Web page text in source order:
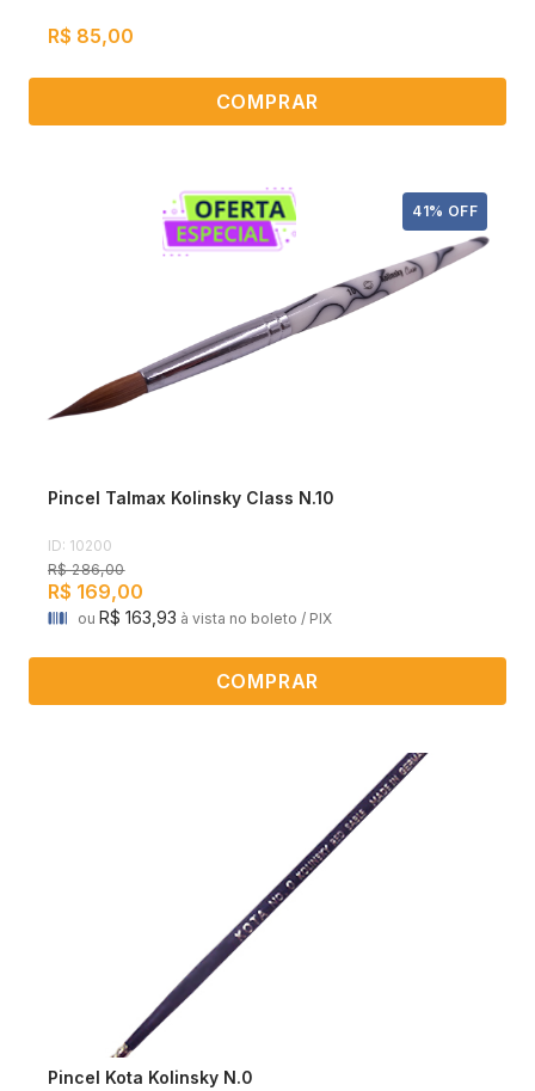
R$ 85,00
COMPRAR
41% OFF
Pincel Talmax Kolinsky Class N.10
ID: 10200
R$ 286,00
R$ 169,00
ou R$ 163,93 à vista no boleto / PIX
COMPRAR
Pincel Kota Kolinsky N.0